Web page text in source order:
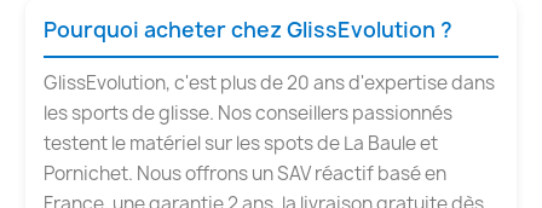
Pourquoi acheter chez GlissEvolution ?
GlissEvolution, c'est plus de 20 ans d'expertise dans
les sports de glisse. Nos conseillers passionnés
testent le matériel sur les spots de La Baule et
Pornichet. Nous offrons un SAV réactif basé en